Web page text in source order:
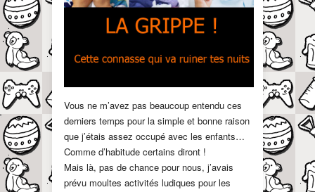
Vous ne m’avez pas beaucoup entendu ces
derniers temps pour la simple et bonne raison
que j’étais assez occupé avec les enfants…
Comme d’habitude certains diront !
Mais là, pas de chance pour nous, j’avais
prévu moultes activités ludiques pour les